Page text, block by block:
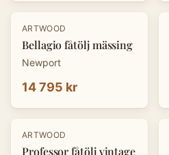
ARTWOOD
Bellagio fåtölj mässing
Newport
14 795 kr
ARTWOOD
Professor fåtölj vintage